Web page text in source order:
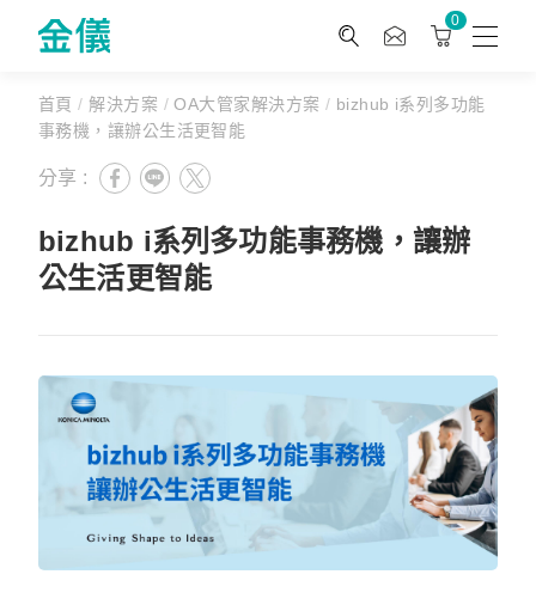
0
首頁/ 解決方案 /OA大管家解決方案 / bizhub i系列多功能
事務機，讓辦公生活更智能
分享 :
bizhub i系列多功能事務機，讓辦
公生活更智能